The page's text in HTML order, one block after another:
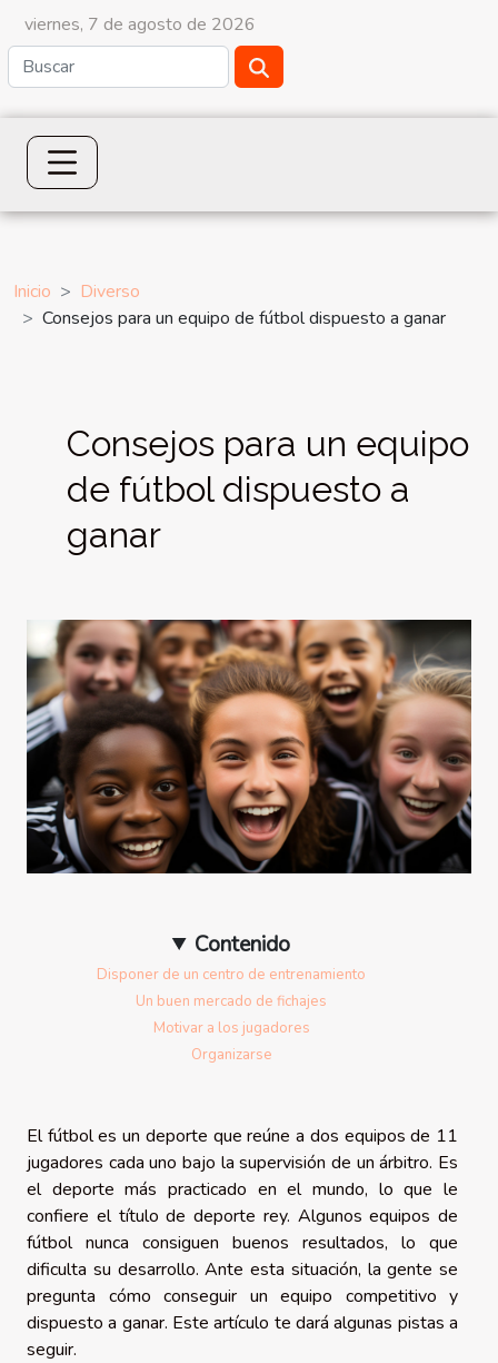
viernes, 7 de agosto de 2026
Inicio
Diverso
Consejos para un equipo de fútbol dispuesto a ganar
Consejos para un equipo
de fútbol dispuesto a
ganar
Contenido
Disponer de un centro de entrenamiento
Un buen mercado de fichajes
Motivar a los jugadores
Organizarse
El fútbol es un deporte que reúne a dos equipos de 11
jugadores cada uno bajo la supervisión de un árbitro. Es
el deporte más practicado en el mundo, lo que le
confiere el título de deporte rey. Algunos equipos de
fútbol nunca consiguen buenos resultados, lo que
dificulta su desarrollo. Ante esta situación, la gente se
pregunta cómo conseguir un equipo competitivo y
dispuesto a ganar. Este artículo te dará algunas pistas a
seguir.